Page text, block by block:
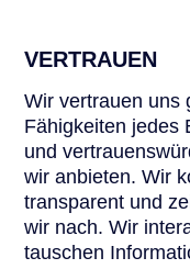
VERTRAUEN
Wir vertrauen uns
Fähigkeiten jedes
und
wir anbieten. Wir
transparent und
wir nach. Wir
tauschen